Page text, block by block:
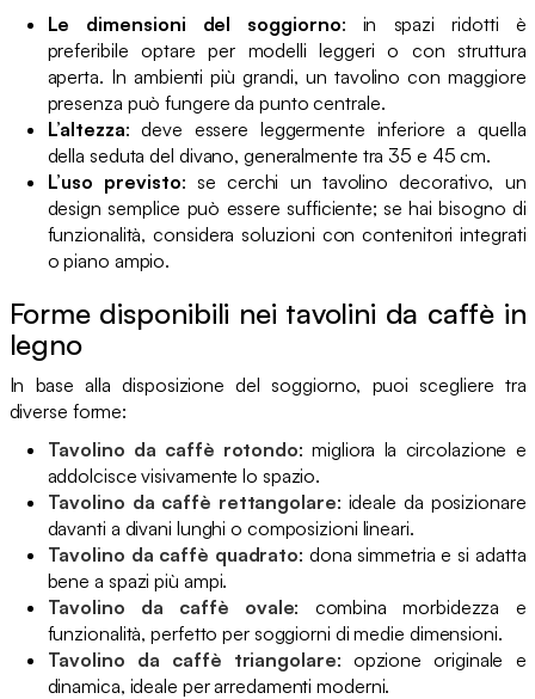
Le dimensioni del soggiorno: in spazi ridotti è
preferibile optare per modelli leggeri o con struttura
aperta. In ambienti più grandi, un tavolino con maggiore
presenza può fungere da punto centrale.
L’altezza: deve essere leggermente inferiore a quella
della seduta del divano, generalmente tra 35 e 45 cm.
L’uso previsto: se cerchi un tavolino decorativo, un
design semplice può essere sufficiente; se hai bisogno di
funzionalità, considera soluzioni con contenitori integrati
o piano ampio.
Forme disponibili nei tavolini da caffè in
legno
In base alla disposizione del soggiorno, puoi scegliere tra
diverse forme:
Tavolino da caffè rotondo: migliora la circolazione e
addolcisce visivamente lo spazio.
Tavolino da caffè rettangolare: ideale da posizionare
davanti a divani lunghi o composizioni lineari.
Tavolino da caffè quadrato: dona simmetria e si adatta
bene a spazi più ampi.
Tavolino da caffè ovale: combina morbidezza e
funzionalità, perfetto per soggiorni di medie dimensioni.
Tavolino da caffè triangolare: opzione originale e
dinamica, ideale per arredamenti moderni.